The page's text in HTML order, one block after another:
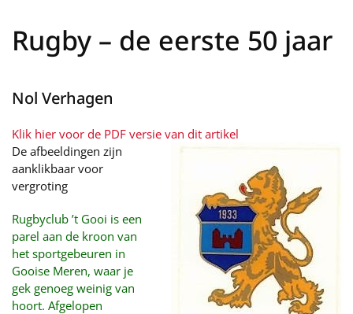
Rugby – de eerste 50 jaar
Nol Verhagen
Klik hier voor de PDF versie van dit artikel
De afbeeldingen zijn
aanklikbaar voor
vergroting
Rugbyclub ’t Gooi is een
parel aan de kroon van
het sportgebeuren in
Gooise Meren, waar je
gek genoeg weinig van
hoort. Afgelopen